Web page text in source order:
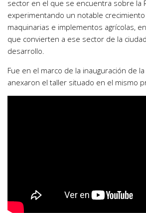
sector en el que se encuentra sobre la
experimentando un notable
maquinarias e implementos agrícolas,
que convierten a ese sector de la
desarrollo.
Fue en el marco de la inauguración de
anexaron el taller situado en el mismo